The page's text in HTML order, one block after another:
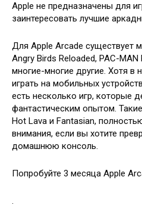
Apple не предназначены для
заинтересовать лучшие
Для Apple Arcade существует
Angry Birds Reloaded, PAC-
многие-многие другие. Хотя в
играть на мобильных
есть несколько игр, которые
фантастическим опытом.
Hot Lava и Fantasian,
внимания, если вы хотите
домашнюю консоль.
Попробуйте 3 месяца Apple
.